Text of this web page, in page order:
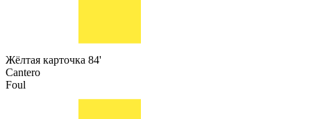
Жёлтая карточка 84'
Cantero
Foul